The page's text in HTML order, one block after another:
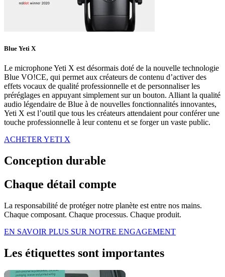
Blue Yeti X
Le microphone Yeti X est désormais doté de la nouvelle technologie
Blue VO!CE, qui permet aux créateurs de contenu d’activer des
effets vocaux de qualité professionnelle et de personnaliser les
préréglages en appuyant simplement sur un bouton. Alliant la qualité
audio légendaire de Blue à de nouvelles fonctionnalités innovantes,
Yeti X est l’outil que tous les créateurs attendaient pour conférer une
touche professionnelle à leur contenu et se forger un vaste public.
ACHETER YETI X
Conception durable
Chaque détail compte
La responsabilité de protéger notre planète est entre nos mains.
Chaque composant. Chaque processus. Chaque produit.
EN SAVOIR PLUS SUR NOTRE ENGAGEMENT
Les étiquettes sont importantes